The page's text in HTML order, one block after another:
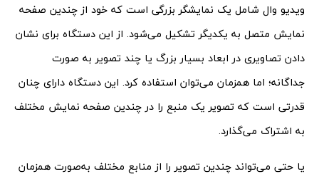
ویدیو وال شامل یک نمایشگر بزرگی است که خود از چندین صفحه
نمایش متصل به یکدیگر تشکیل می‌شود. از این دستگاه برای نشان
دادن تصاویری در ابعاد بسیار بزرگ یا چند تصویر به صورت
جداگانه؛ اما همزمان می‌توان استفاده کرد. این دستگاه دارای چنان
قدرتی است که تصویر یک منبع را در چندین صفحه نمایش مختلف
به اشتراک می‌گذارد.
یا حتی می‌تواند چندین تصویر را از منابع مختلف به‌صورت همزمان